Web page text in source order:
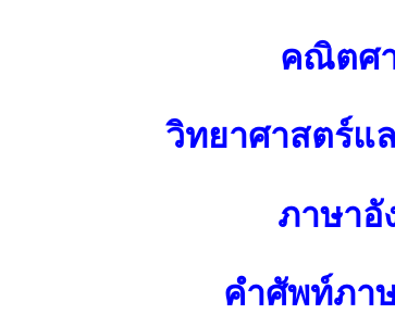
คณิตศ
วิทยาศาสตร์แ
ภาษาอั
คำศัพท์ภา